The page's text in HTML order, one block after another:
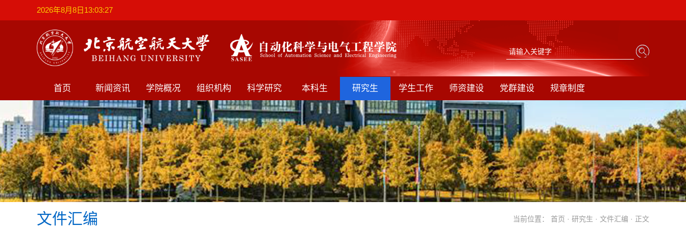
2026年8月8日13:03:27
首页 新闻资讯 学院概况 组织机构 科学研究 本科生 研究生 学生工作 师资建设 党群建设 规章制度
当前位置： 首页 · 研究生 · 文件汇编 · 正文
文件汇编